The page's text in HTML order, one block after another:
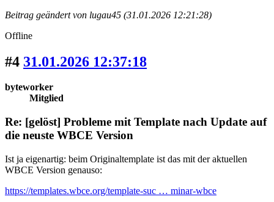
Beitrag geändert von lugau45 (31.01.2026 12:21:28)
Offline
#4 31.01.2026 12:37:18
byteworker
Mitglied
Re: [gelöst] Probleme mit Template nach Update auf
die neuste WBCE Version
Ist ja eigenartig: beim Originaltemplate ist das mit der aktuellen
WBCE Version genauso:
https://templates.wbce.org/template-suc … minar-wbce